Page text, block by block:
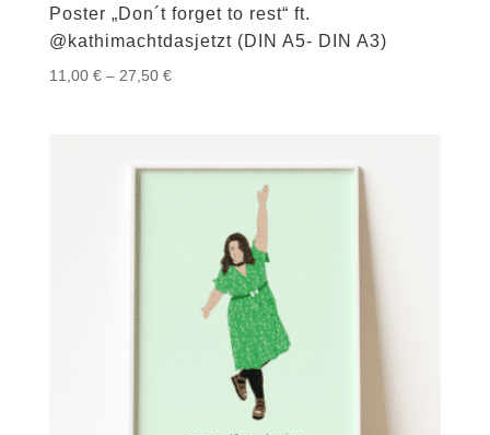
Poster „Don´t forget to rest“ ft.
@kathimachtdasjetzt (DIN A5- DIN A3)
11,00 € – 27,50 €Preisspanne: